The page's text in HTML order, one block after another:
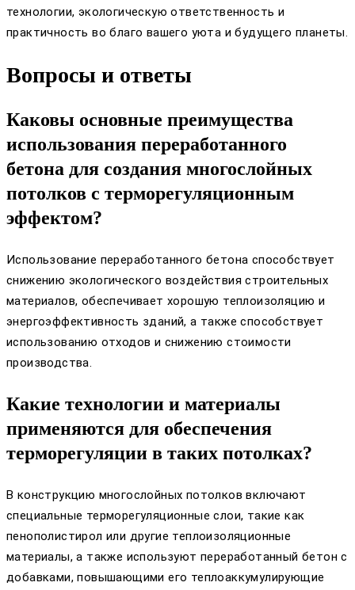
технологии, экологическую ответственность и
практичность во благо вашего уюта и будущего планеты.
Вопросы и ответы
Каковы основные преимущества
использования переработанного
бетона для создания многослойных
потолков с терморегуляционным
эффектом?
Использование переработанного бетона способствует
снижению экологического воздействия строительных
материалов, обеспечивает хорошую теплоизоляцию и
энергоэффективность зданий, а также способствует
использованию отходов и снижению стоимости
производства.
Какие технологии и материалы
применяются для обеспечения
терморегуляции в таких потолках?
В конструкцию многослойных потолков включают
специальные терморегуляционные слои, такие как
пенополистирол или другие теплоизоляционные
материалы, а также используют переработанный бетон с
добавками, повышающими его теплоаккумулирующие